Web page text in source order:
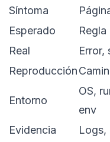
Síntoma
Esperado
Real
Error,
Reproducción
Entorno
OS,
env
Evidencia Logs,